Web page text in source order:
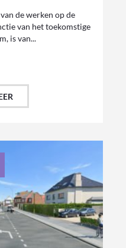
de werken op de
van het toekomstige
is van...